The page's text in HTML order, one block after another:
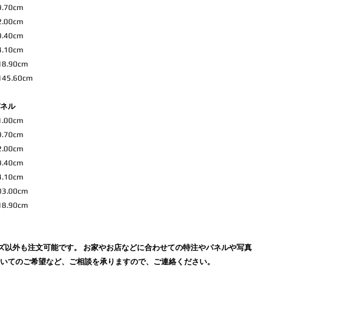
ル
以外も注文可能です。 お家やお店などに合わせての特注やパネルや写真
てのご希望など、ご相談を承りますので、ご連絡ください。